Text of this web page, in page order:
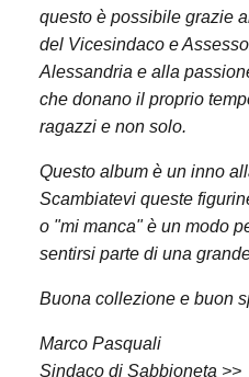
questo è possibile grazie
del Vicesindaco e
Alessandria e alla
che donano il proprio
ragazzi e non solo.
Questo album è un inno
Scambiatevi queste
o "mi manca" è un modo
sentirsi parte di una
Buona collezione e buon
Marco Pasquali
Sindaco di Sabbioneta >>